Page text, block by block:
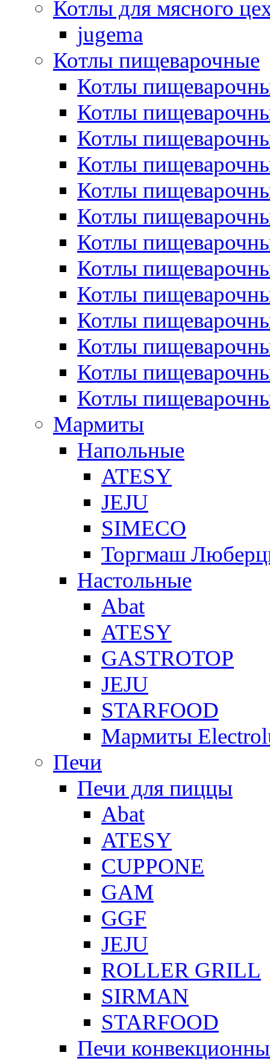
Котлы для мясного
jugema
Котлы пищеварочные
Котлы
Котлы
Котлы
Котлы
Котлы
Котлы
Котлы
Котлы
Котлы
Котлы
Котлы
Котлы
Котлы
Мармиты
Напольные
ATESY
JEJU
SIMECO
Торгмаш
Настольные
Abat
ATESY
GASTROTOP
JEJU
STARFOOD
Мармиты
Печи
Печи для пиццы
Abat
ATESY
CUPPONE
GAM
GGF
JEJU
ROLLER GRILL
SIRMAN
STARFOOD
Печи